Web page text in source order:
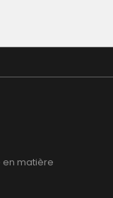
matière